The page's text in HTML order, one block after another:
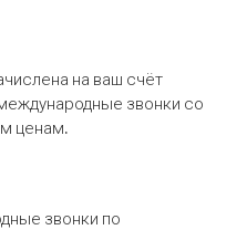
на ваш счёт
звонки со
ценам.
звонки по